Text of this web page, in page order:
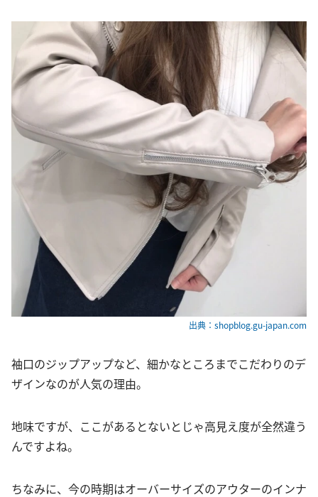
出典：shopblog.gu-japan.com
袖口のジップアップなど、細かなところまでこだわりのデ
ザインなのが人気の理由。
地味ですが、ここがあるとないとじゃ高見え度が全然違う
んですよね。
ちなみに、今の時期はオーバーサイズのアウターのインナ